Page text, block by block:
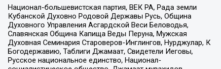
Национал-большевистская партия, ВЕК РА, Рада земли
Кубанской Духовно Родовой Державы Русь, Община
Духовного Управления Асгардской Веси Беловодья,
Славянская Община Капища Веды Перуна, Мужская
Духовная Семинария Староверов-Инглингов, Нурджулар, К
Богодержавию, Таблиги Джамаат, Свидетели Иеговы,
Русское национальное единство, Национал-